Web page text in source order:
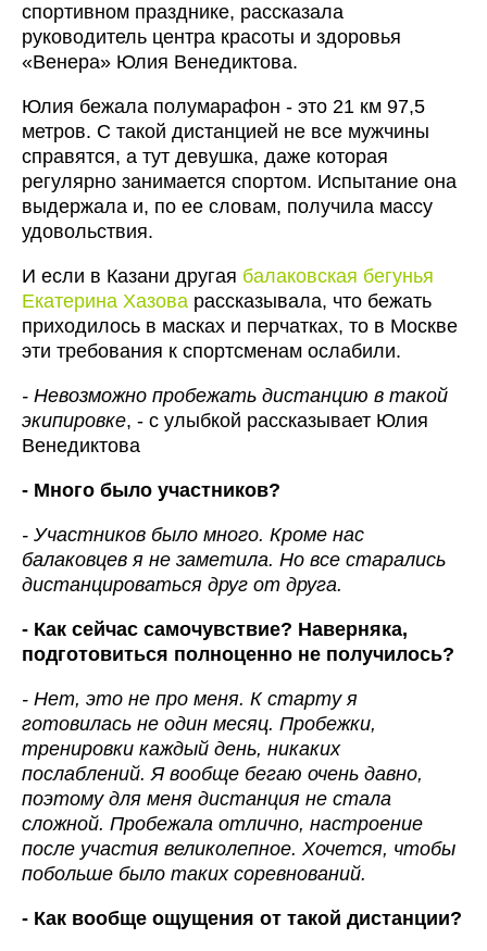
спортивном празднике, рассказала
руководитель центра красоты и здоровья
«Венера» Юлия Венедиктова.
Юлия бежала полумарафон - это 21 км 97,5
метров. С такой дистанцией не все мужчины
справятся, а тут девушка, даже которая
регулярно занимается спортом. Испытание она
выдержала и, по ее словам, получила массу
удовольствия.
И если в Казани другая балаковская бегунья
Екатерина Хазова рассказывала, что бежать
приходилось в масках и перчатках, то в Москве
эти требования к спортсменам ослабили.
- Невозможно пробежать дистанцию в такой
экипировке, - с улыбкой рассказывает Юлия
Венедиктова
- Много было участников?
- Участников было много. Кроме нас
балаковцев я не заметила. Но все старались
дистанцироваться друг от друга.
- Как сейчас самочувствие? Наверняка,
подготовиться полноценно не получилось?
- Нет, это не про меня. К старту я
готовилась не один месяц. Пробежки,
тренировки каждый день, никаких
послаблений. Я вообще бегаю очень давно,
поэтому для меня дистанция не стала
сложной. Пробежала отлично, настроение
после участия великолепное. Хочется, чтобы
побольше было таких соревнований.
- Как вообще ощущения от такой дистанции?